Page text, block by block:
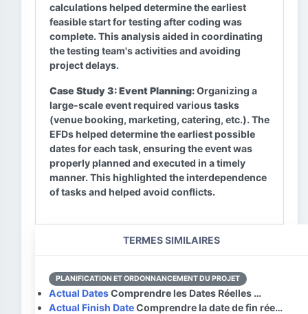
calculations helped determine the earliest
feasible start for testing after coding was
complete. This analysis aided in coordinating
the testing team's activities and avoiding
project delays.
Case Study 3: Event Planning:Organizing a
large-scale event required various tasks
(venue booking, marketing, catering, etc.). The
EFDs helped determine the earliest possible
dates for each task, ensuring the event was
properly planned and executed in a timely
manner. This highlighted the interdependence
of tasks and helped avoid conflicts.
TERMES SIMILAIRES
PLANIFICATION ET ORDONNANCEMENT DU PROJET
Actual DatesComprendre les Dates Réelles …
Actual Finish DateComprendre la date de fin rée…